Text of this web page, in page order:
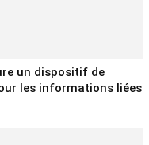
un dispositif de
les informations liées